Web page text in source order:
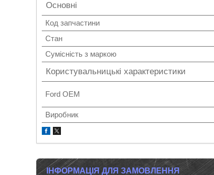
Основні
Код запчастини
Стан
Сумісність з маркою
Користувальницькі характеристики
Ford OEM
Виробник
ІНФОРМАЦІЯ ДЛЯ ЗАМОВЛЕННЯ